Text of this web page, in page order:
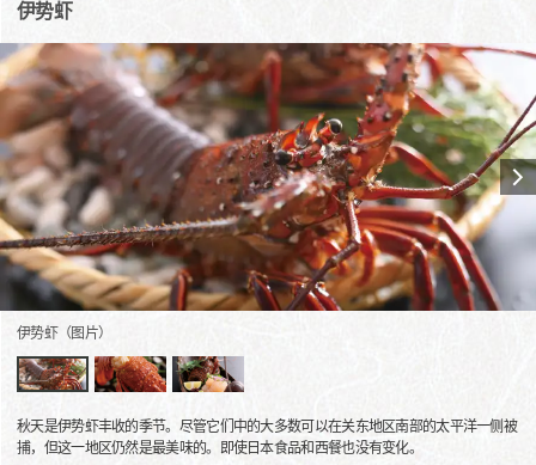
伊势虾
伊势虾（图片）
秋天是伊势虾丰收的季节。尽管它们中的大多数可以在关东地区南部的太平洋一侧被
捕，但这一地区仍然是最美味的。即使日本食品和西餐也没有变化。